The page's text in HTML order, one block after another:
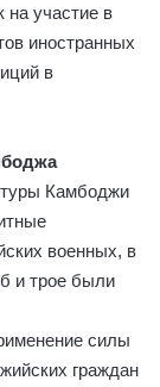
на участие в
иностранных
в
Камбоджи
военных, в
и трое были
силы
граждан